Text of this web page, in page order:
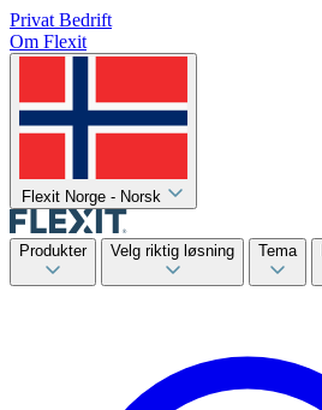
Privat Bedrift
Om Flexit
Flexit Norge - Norsk
Produkter Velg riktig løsning Tema